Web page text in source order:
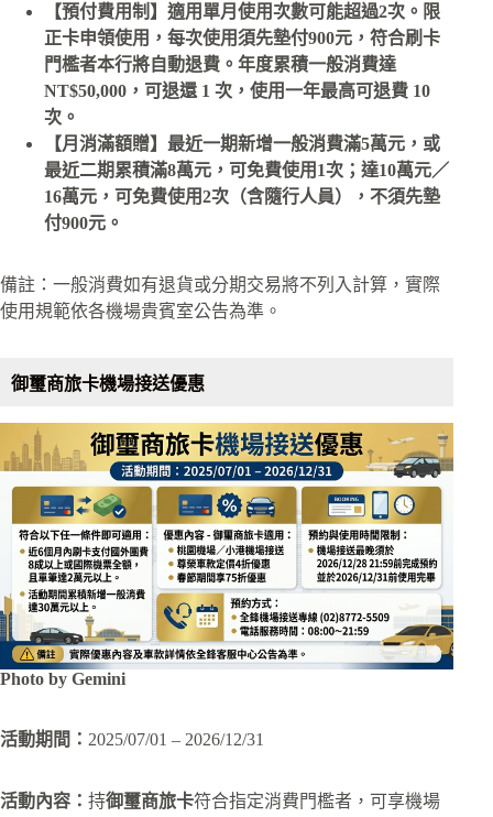
【預付費用制】適用單月使用次數可能超過2次。限
正卡申領使用，每次使用須先墊付900元，符合刷卡
門檻者本行將自動退費。年度累積一般消費達
NT$50,000，可退還 1 次，使用一年最高可退費 10
次。
【月消滿額贈】最近一期新增一般消費滿5萬元，或
最近二期累積滿8萬元，可免費使用1次；達10萬元／
16萬元，可免費使用2次（含隨行人員），不須先墊
付900元。
備註：一般消費如有退貨或分期交易將不列入計算，實際
使用規範依各機場貴賓室公告為準。
御璽商旅卡機場接送優惠
Photo by Gemini
活動期間： 2025/07/01 – 2026/12/31
活動內容： 持御璽商旅卡符合指定消費門檻者，可享機場